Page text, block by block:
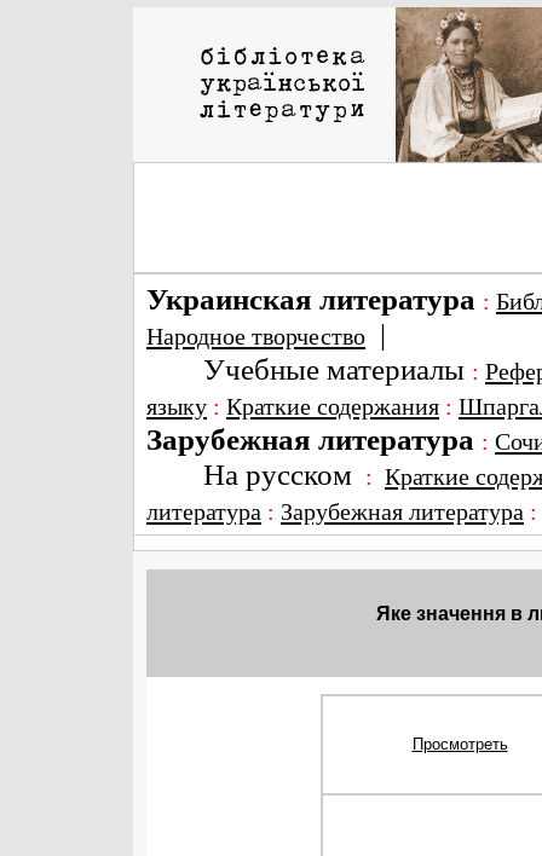
Украинская литература :
Народное творчество |
Учебные материалы :
языку : Краткие содержания :
Зарубежная литература :
На русском : Краткие
литература : Зарубежная литература
Яке значення в
Просмотреть